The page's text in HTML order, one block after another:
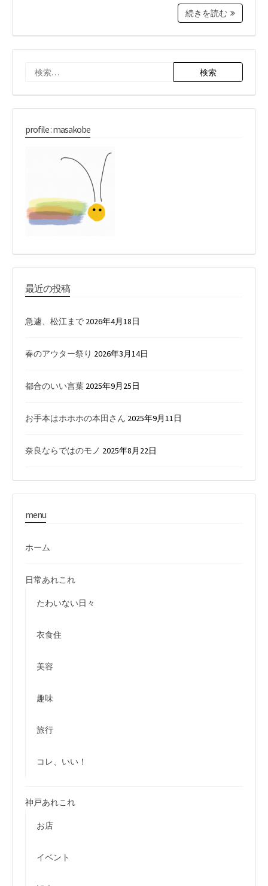
続きを読む
索:
profile : masakobe
最近の投稿
急遽、松江まで 2026年4月18日
春のアウター祭り 2026年3月14日
都合のいい言葉 2025年9月25日
お手本はホホホの本田さん 2025年9月11日
奈良ならではのモノ 2025年8月22日
menu
ホーム
日常あれこれ
たわいない日々
衣食住
美容
趣味
旅行
コレ、いい！
神戸あれこれ
お店
イベント